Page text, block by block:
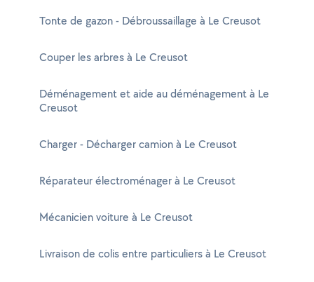
Tonte de gazon - Débroussaillage à Le Creusot
Couper les arbres à Le Creusot
Déménagement et aide au déménagement à Le
Creusot
Charger - Décharger camion à Le Creusot
Réparateur électroménager à Le Creusot
Mécanicien voiture à Le Creusot
Livraison de colis entre particuliers à Le Creusot